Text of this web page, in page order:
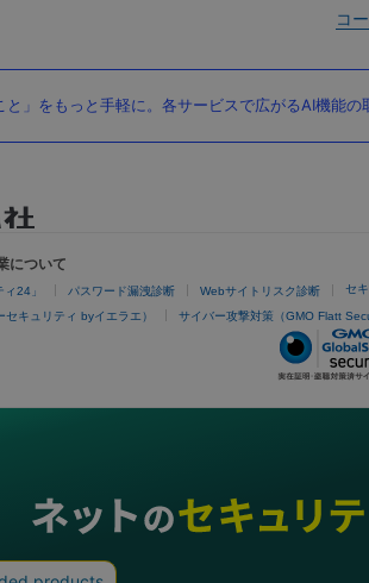
コ
」をもっと手軽に。各サービスで広がるAI機能の
について
24」 パスワード漏洩診断 Webサイトリスク診断 セ
キュリティ byイエラエ） サイバー攻撃対策（GMO Flatt